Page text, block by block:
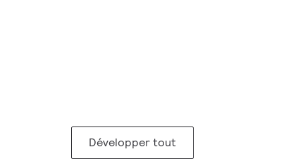
Développer tout